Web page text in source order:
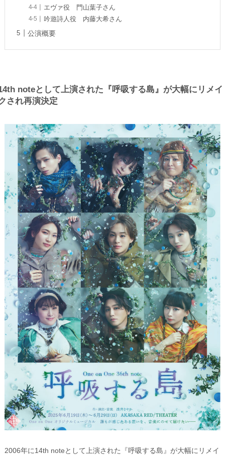
エヴァ役 門山葉子さん
吟遊詩人役 内藤大希さん
公演概要
noteとして上演された『呼吸する島』が大幅にリメイ
され再演決定
2006年に14th noteとして上演された『呼吸する島』が大幅にリメイ